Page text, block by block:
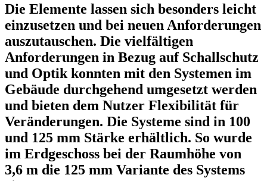
Die Elemente lassen sich besonders leicht
einzusetzen und bei neuen Anforderungen
auszutauschen. Die vielfältigen
Anforderungen in Bezug auf Schallschutz
und Optik konnten mit den Systemen im
Gebäude durchgehend umgesetzt werden
und bieten dem Nutzer Flexibilität für
Veränderungen. Die Systeme sind in 100
und 125 mm Stärke erhältlich. So wurde
im Erdgeschoss bei der Raumhöhe von
3,6 m die 125 mm Variante des Systems